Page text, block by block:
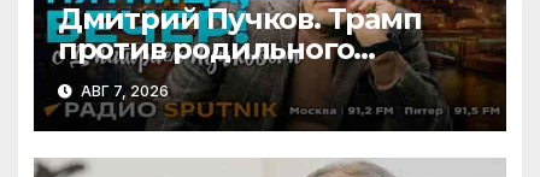
Дмитрий Пучков. Трамп
против родильного
туризма, безработица из-за
ИИ
АВГ 7, 2026